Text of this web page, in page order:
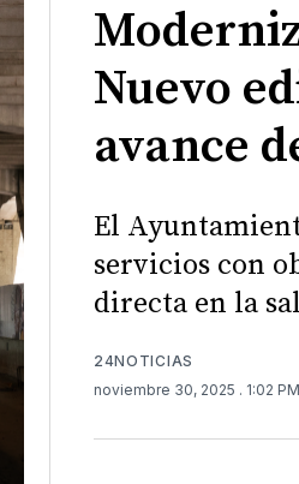
Nuevo
avance
El
servicios con
directa en la
24NOTICIAS
noviembre 30, 2025 . 1:02 PM